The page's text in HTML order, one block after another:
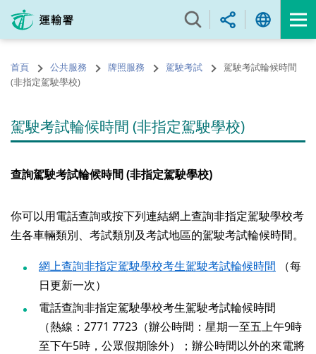
內
的
開
首頁 公共服務 牌照服務 駕駛考試
駕駛考試輪候時間
(非指定駕駛學校)
駕駛考試輪候時間 (非指定駕駛學校)
查詢駕駛考試輪候時間 (非指定駕駛學校)
你可以用電話查詢或按下列連結網上查詢非指定駕駛學校考
生各車輛類別、考試類別及考試地區的駕駛考試輪候時間。
網上查詢非指定駕駛學校考生駕駛考試輪候時間 （每
日更新一次）
電話查詢非指定駕駛學校考生駕駛考試輪候時間
（熱線：2771 7723 （辦公時間：星期一至五上午9時
至下午5時，公眾假期除外）；辦公時間以外的來電將